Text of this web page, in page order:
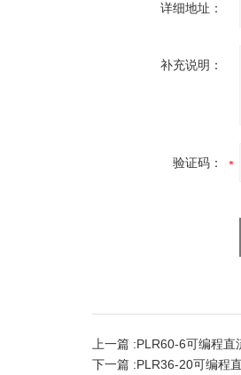
详细地址：
补充说明：
验证码：
上一篇 :PLR60-6可编程直
下一篇 :PLR36-20可编程